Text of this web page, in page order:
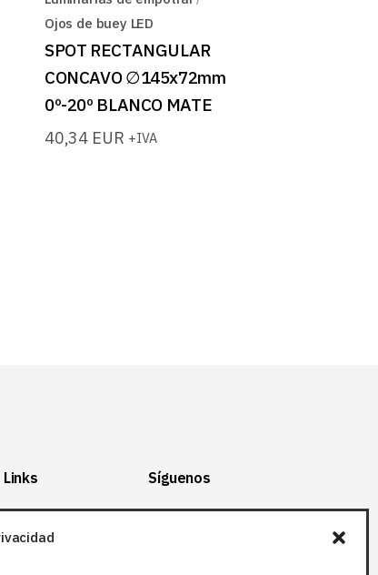
Ojos de buey LED
SPOT RECTANGULAR
CONCAVO ∅145x72mm
0º-20º BLANCO MATE
40,34 EUR +IVA
Links
Mapa del Sitio
Aviso legal
Síguenos
Facebook